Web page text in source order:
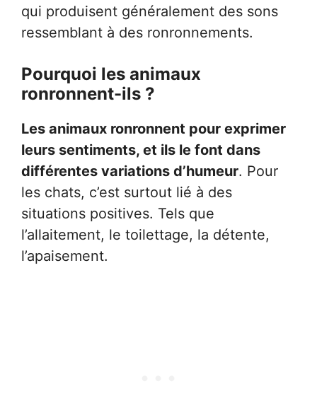
qui produisent généralement des sons
ressemblant à des ronronnements.
Pourquoi les animaux
ronronnent-ils ?
Les animaux ronronnent pour exprimer
leurs sentiments, et ils le font dans
différentes variations d’humeur. Pour
les chats, c’est surtout lié à des
situations positives. Tels que
l’allaitement, le toilettage, la détente,
l’apaisement.